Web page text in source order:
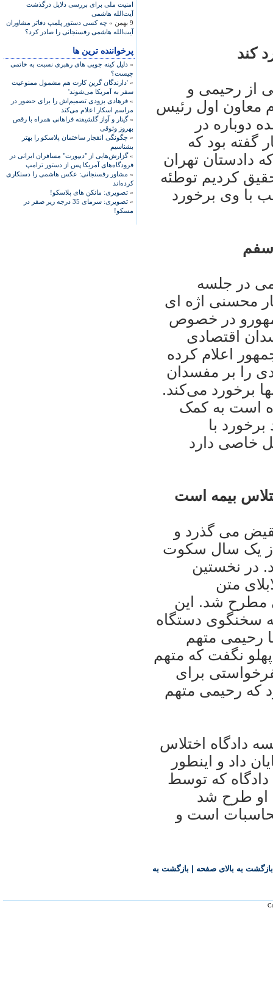
امنیت ملی برای بررسی دلایل درگذشت
آیت‌الله هاشمی
9 بهمن »
چه کسی دستور پلمپ دفاتر مشاوران
آیت‌الله هاشمی رفسنجانی را صادر کرد؟
پرخواننده ترین ها
» دلیل کینه جویی های رهبری نسبت به خاتمی
چیست؟
» 'دارندگان گرین کارت هم مشمول ممنوعیت
سفر به آمریکا می‌شوند'
» فرهادی بزودی تصمیم‌اش را برای حضور در
مراسم اسکار اعلام می‌کند
»گیتار و آواز گلشیفته فراهانی همراه با رقص
بهروز وثوقی
» چگونگی انفجار ساختمان پلاسکو را بهتر
بشناسیم
»گزارش‌هایی از "دیپورت" مسافران ایرانی در
فرودگاه‌های آمریکا پس از دستور ترامپ
» مشاور رفسنجانی: عکس هاشمی را دستکاری
کرده‌اند
» تصویری: مانکن های پلاسکو!
»
تصویری: سرمای 35 درجه زیر صفر در
مسکو!
کند
از رحيمی و
معاون اول رئيس
دوباره در
گفته بود که
دادستان تهران
کرديم توطئه
با وی برخورد
رحيمی در جلسه
محسنی اژه ای
در خصوص
اقتصادی
اعلام کرده
را بر مفسدان
برخورد می‌کند.‌
است به کمک
با
خاصی دارد
بيمه است
می گذرد و
از يک سال سکوت
در نخستين
متن
مطرح شد. اين
سخنگوی دستگاه
رحيمی متهم
نگفت که متهم
برای
که رحيمی متهم
دادگاه اختلاس
داد و اينطور
که توسط
او طرح شد
است و
بازگشت به بالای صفحه بازگشت به